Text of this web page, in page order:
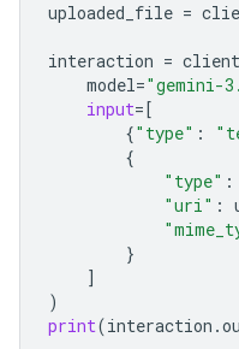
uploaded_file =
interaction = client
model="gemini-
input=[
{"type" :
{
"type" :
"uri" :
}
]
)
print(interaction .